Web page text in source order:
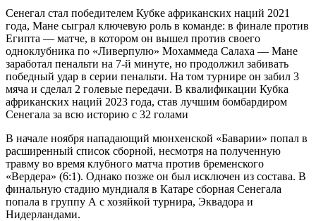
Сенегал стал победителем Кубке африканских наций 2021
года, Мане сыграл ключевую роль в команде: в финале против
Египта — матче, в котором он вышел против своего
одноклубника по «Ливерпулю» Мохаммеда Салаха — Мане
заработал пенальти на 7-й минуте, но продолжил забивать
победный удар в серии пенальти. На том турнире он забил 3
мяча и сделал 2 голевые передачи. В квалификации Кубка
африканских наций 2023 года, став лучшим бомбардиром
Сенегала за всю историю с 32 голами
В начале ноября нападающий мюнхенской «Баварии» попал в
расширенный список сборной, несмотря на полученную
травму во время клубного матча против бременского
«Вердера» (6:1). Однако позже он был исключен из состава. В
финальную стадию мундиаля в Катаре сборная Сенегала
попала в группу А с хозяйкой турнира, Эквадора и
Нидерландами.